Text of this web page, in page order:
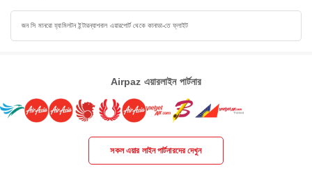
জন সি মানরো হ্যামিলটন ইন্টারন্যাশনাল এয়ারপোর্ট থেকে কানাডা-তে ফ্লাইট
Airpaz এয়ারলাইন পার্টনার
সকল এয়ার লাইন পার্টনারদের দেখুন